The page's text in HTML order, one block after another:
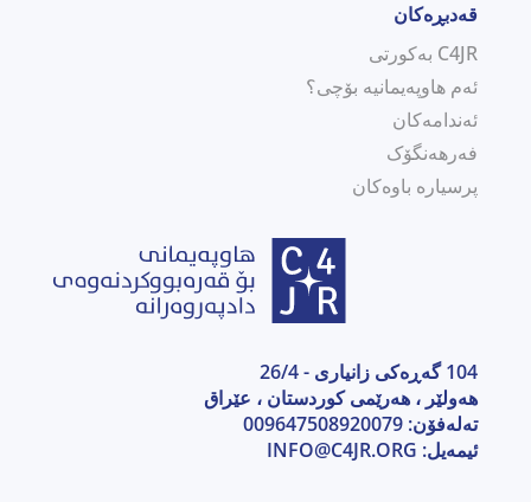
قەدبڕەکان
C4JR بەکورتی
ئەم هاوپەیمانیە بۆچی؟
ئەندامەکان
فەرهەنگۆک
پرسیارە باوەکان
104 گەڕەکی زانیاری - 26/4
هەولێر ، هەرێمی كوردستان ، عێراق
تەلەفۆن: 009647508920079
ئیمەیل: INFO@C4JR.ORG